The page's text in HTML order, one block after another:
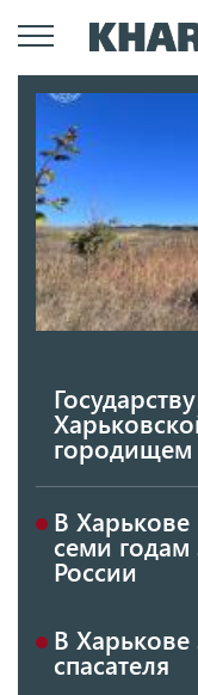
городищем
В Харькове
семи годам
России
В
спасателя